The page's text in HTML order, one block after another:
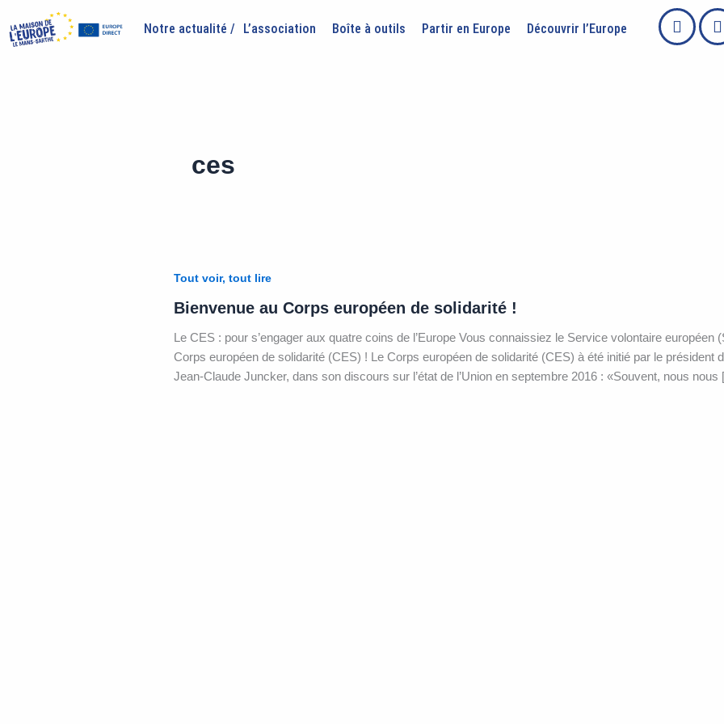
au
contenu
Notre actualité / L’association Boîte à outils Partir en Europe Découvrir l’Europe
ces
Tout voir, tout lire
Bienvenue au Corps européen de solidarité !
Le CES : pour s’engager aux quatre coins de l’Europe Vous connaissiez le Service volontaire européen
Corps européen de solidarité (CES) ! Le Corps européen de solidarité (CES) à été initié par le président
Jean-Claude Juncker, dans son discours sur l’état de l’Union en septembre 2016 : «Souvent, nous